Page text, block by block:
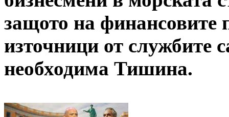
защото на финансовите
източници от службите
необходима Тишина.